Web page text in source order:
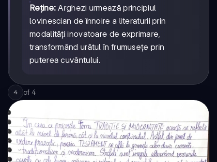
Reține: Arghezi urmează principiul
lovinescian de înnoire a literaturii prin
modalități inovatoare de exprimare,
transformând urâtul în frumusețe prin
puterea cuvântului.
4 of 4